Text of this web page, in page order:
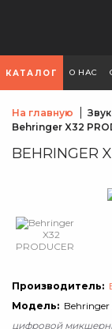
КАТАЛОГ О НАС
На главную
Behringer X32
BEHRINGER
Производитель:
Модель: Behringer
цифровой